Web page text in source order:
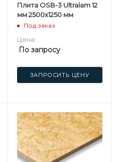
Плита OSB-3 Ultralam 12
мм 2500х1250 мм
Под заказ
Цена:
По запросу
ЗАПРОСИТЬ ЦЕНУ